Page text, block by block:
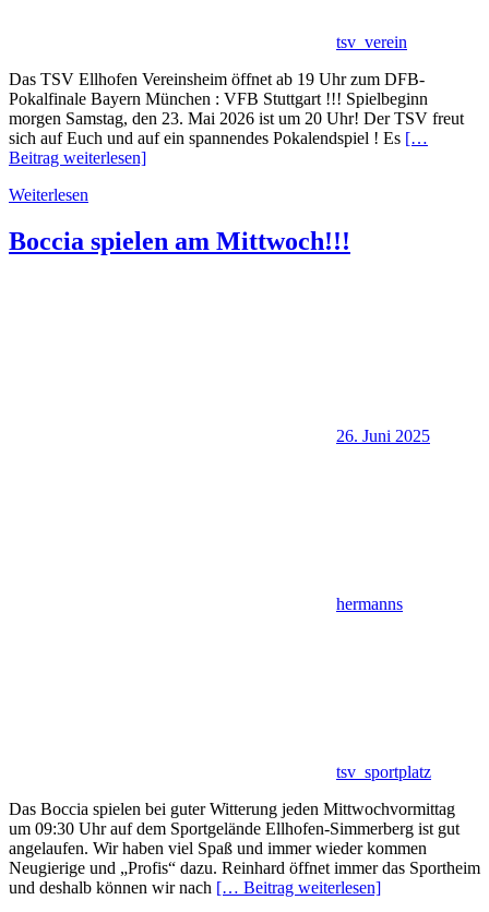
tsv_verein
Das TSV Ellhofen Vereinsheim öffnet ab 19 Uhr zum DFB-
Pokalfinale Bayern München : VFB Stuttgart !!! Spielbeginn
morgen Samstag, den 23. Mai 2026 ist um 20 Uhr! Der TSV freut
sich auf Euch und auf ein spannendes Pokalendspiel ! Es […
Beitrag weiterlesen]
Weiterlesen
Boccia spielen am Mittwoch!!!
26. Juni 2025
hermanns
tsv_sportplatz
Das Boccia spielen bei guter Witterung jeden Mittwochvormittag
um 09:30 Uhr auf dem Sportgelände Ellhofen-Simmerberg ist gut
angelaufen. Wir haben viel Spaß und immer wieder kommen
Neugierige und „Profis“ dazu. Reinhard öffnet immer das Sportheim
und deshalb können wir nach [… Beitrag weiterlesen]